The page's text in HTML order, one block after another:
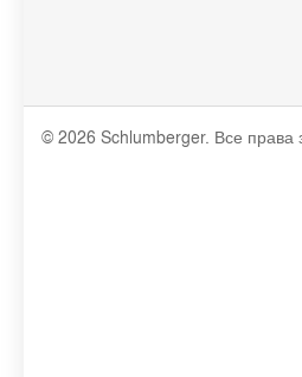
© 2026 Schlumberger. Все